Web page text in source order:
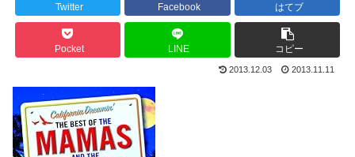
Twitter Facebook はてブ
Pocket LINE コピー
2013.12.03 2013.11.11